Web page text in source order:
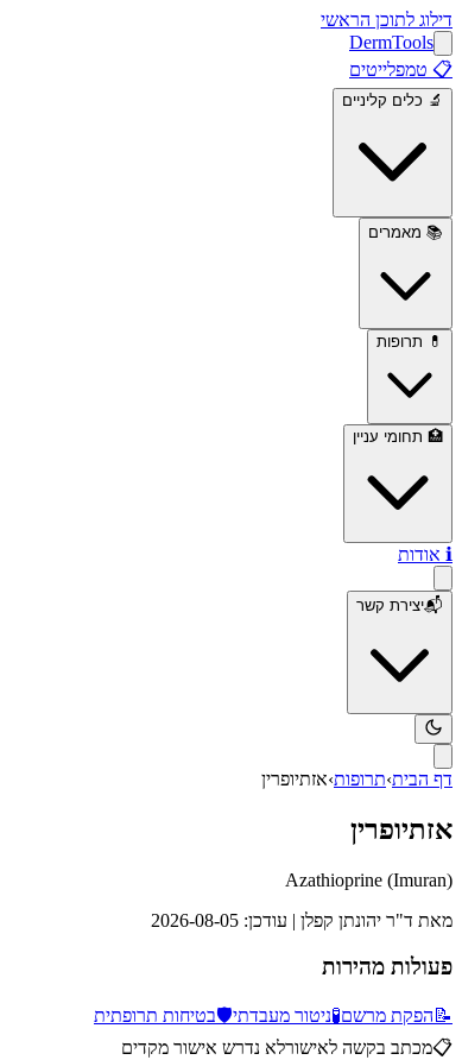
דילוג לתוכן הראשי
DermTools
📋 טמפלייטים
🔬 כלים קליניים
📚 מאמרים
💊 תרופות
🏥 תחומי עניין
ℹ️ אודות
📬יצירת קשר
דף הבית›תרופות›אזתיופרין
אזתיופרין
Azathioprine (Imuran)
מאת ד"ר יהונתן קפלן | עודכן: 2026-08-05
פעולות מהירות
📝 הפקת מרשם🧪ניטור מעבדתי🛡️בטיחות תרופתית
📋מכתב בקשה לאישורלא נדרש אישור מקדים